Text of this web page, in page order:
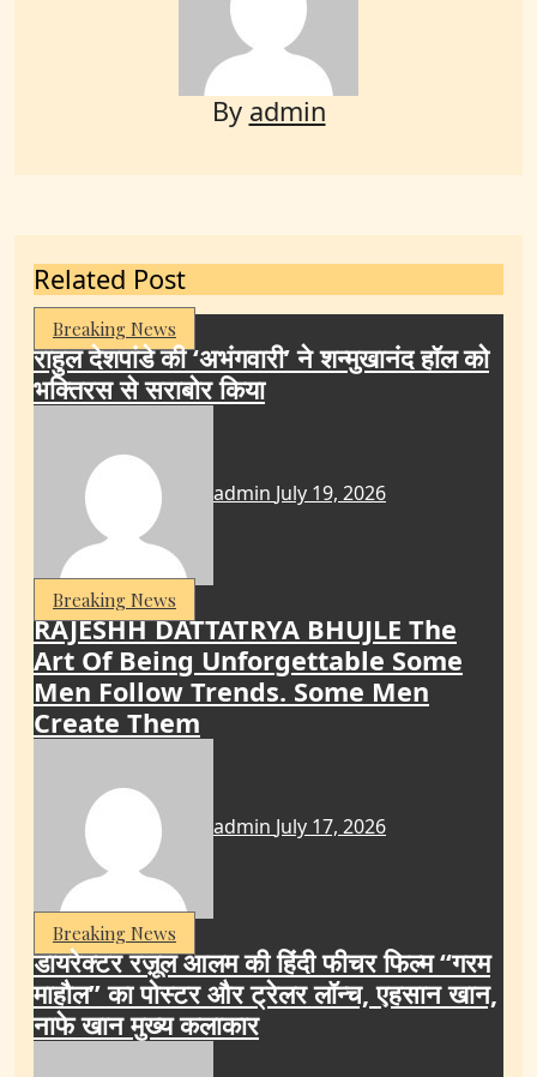
By admin
Related Post
Breaking News
राहुल देशपांडे की ‘अभंगवारी’ ने शन्मुखानंद हॉल को
भक्तिरस से सराबोर किया
admin July 19, 2026
Breaking News
RAJESHH DATTATRYA BHUJLE The
Art Of Being Unforgettable Some
Men Follow Trends. Some Men
Create Them
admin July 17, 2026
Breaking News
डायरेक्टर रज़ूल आलम की हिंदी फीचर फिल्म “गरम
माहौल” का पोस्टर और ट्रेलर लॉन्च, एहसान खान,
नाफे खान मुख्य कलाकार